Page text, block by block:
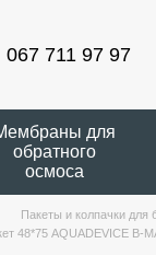
067 711 97 97
для
обратного
осмоса
Пакеты и колпачки для
48*75 AQUADEVICE B-